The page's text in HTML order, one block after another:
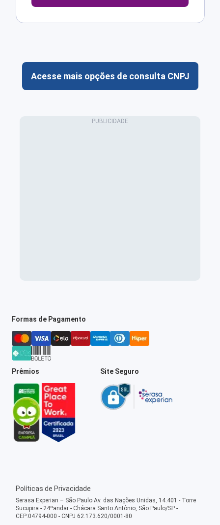
Acesse mais opções de consulta CNPJ
Formas de Pagamento
Prêmios Site Seguro
Políticas de Privacidade
Serasa Experian – São Paulo Av. das Nações Unidas, 14.401 - Torre
Sucupira - 24ºandar - Chácara Santo Antônio, São Paulo/SP -
CEP:04794-000 - CNPJ 62.173.620/0001-80